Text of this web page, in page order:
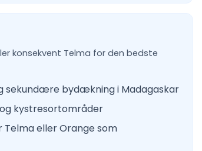
konsekvent Telma for den bedste
sekundære bydækning i Madagaskar
kystresortområder
eller Orange som